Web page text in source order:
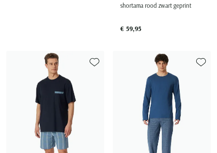
shortama rood zwart geprint
€ 59,95
Toevoegen aan favorieten